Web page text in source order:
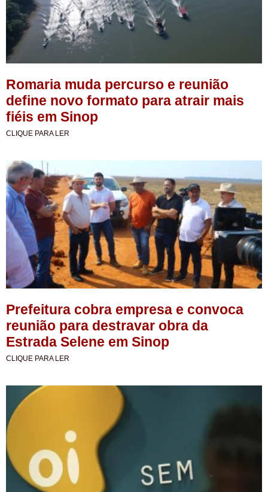
Romaria muda percurso e reunião
define novo formato para atrair mais
fiéis em Sinop
CLIQUE PARA LER
Prefeitura cobra empresa e convoca
reunião para destravar obra da
Estrada Selene em Sinop
CLIQUE PARA LER